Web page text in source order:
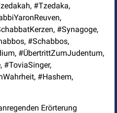
#Tzedaka,
#Synagoge,
#Schabbos,
#ÜbertrittZumJudentum,
#ToviaSinger,
#Hashem,
Erörterung